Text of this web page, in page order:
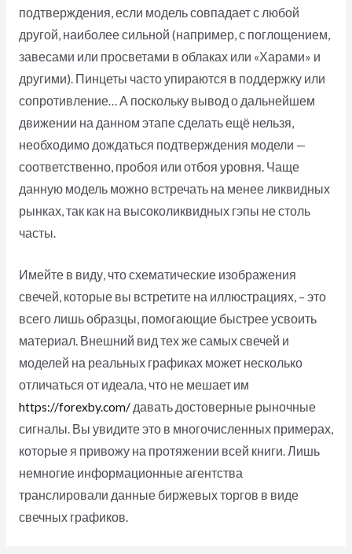
подтверждения, если модель совпадает с любой
другой, наиболее сильной (например, с поглощением,
завесами или просветами в облаках или «Харами» и
другими). Пинцеты часто упираются в поддержку или
сопротивление… А поскольку вывод о дальнейшем
движении на данном этапе сделать ещё нельзя,
необходимо дождаться подтверждения модели —
соответственно, пробоя или отбоя уровня. Чаще
данную модель можно встречать на менее ликвидных
рынках, так как на высоколиквидных гэпы не столь
часты.
Имейте в виду, что схематические изображения
свечей, которые вы встретите на иллюстрациях, – это
всего лишь образцы, помогающие быстрее усвоить
материал. Внешний вид тех же самых свечей и
моделей на реальных графиках может несколько
отличаться от идеала, что не мешает им
https://forexby.com/давать достоверные рыночные
сигналы. Вы увидите это в многочисленных примерах,
которые я привожу на протяжении всей книги. Лишь
немногие информационные агентства
транслировали данные биржевых торгов в виде
свечных графиков.